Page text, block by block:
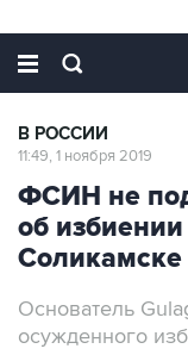
В РОССИИ
11:49, 1 ноября 2019
ФСИН не
об
Соликамске
Основатель
осужденного